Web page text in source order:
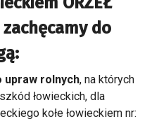
do
rolnych, na których
łowieckich, dla
kołe łowieckiem nr: